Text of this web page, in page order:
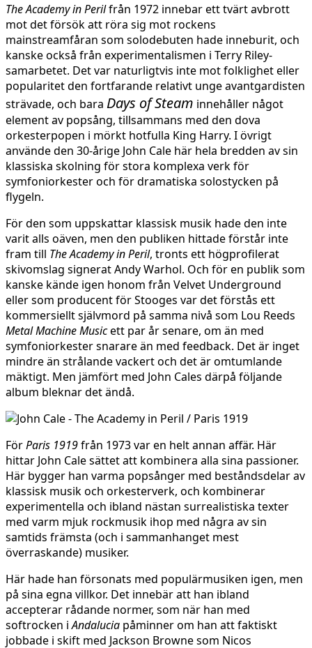
The Academy in Perilfrån 1972 innebar ett tvärt avbrott
mot det försök att röra sig mot rockens
mainstreamfåran som solodebuten hade inneburit, och
kanske också från experimentalismen i Terry Riley-
samarbetet. Det var naturligtvis inte mot folklighet eller
popularitet den fortfarande relativt unge avantgardisten
strävade, och bara Days of Steam innehåller något
element av popsång, tillsammans med den dova
orkesterpopen i mörkt hotfulla King Harry. I övrigt
använde den 30-årige John Cale här hela bredden av sin
klassiska skolning för stora komplexa verk för
symfoniorkester och för dramatiska solostycken på
flygeln.
För den som uppskattar klassisk musik hade den inte
varit alls oäven, men den publiken hittade förstår inte
fram till The Academy in Peril, tronts ett högprofilerat
skivomslag signerat Andy Warhol. Och för en publik som
kanske kände igen honom från Velvet Underground
eller som producent för Stooges var det förstås ett
kommersiellt självmord på samma nivå som Lou Reeds
Metal Machine Musicett par år senare, om än med
symfoniorkester snarare än med feedback. Det är inget
mindre än strålande vackert och det är omtumlande
mäktigt. Men jämfört med John Cales därpå följande
album bleknar det ändå.
FörParis 1919från 1973 var en helt annan affär. Här
hittar John Cale sättet att kombinera alla sina passioner.
Här bygger han varma popsånger med beståndsdelar av
klassisk musik och orkesterverk, och kombinerar
experimentella och ibland nästan surrealistiska texter
med varm mjuk rockmusik ihop med några av sin
samtids främsta (och i sammanhanget mest
överraskande) musiker.
Här hade han försonats med populärmusiken igen, men
på sina egna villkor. Det innebär att han ibland
accepterar rådande normer, som när han med
softrocken iAndalucia påminner om han att faktiskt
jobbade i skift med Jackson Browne som Nicos